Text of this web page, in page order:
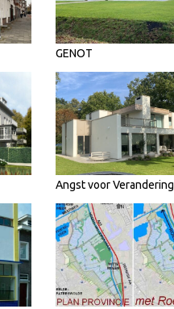
GENOT
Angst voor Verandering